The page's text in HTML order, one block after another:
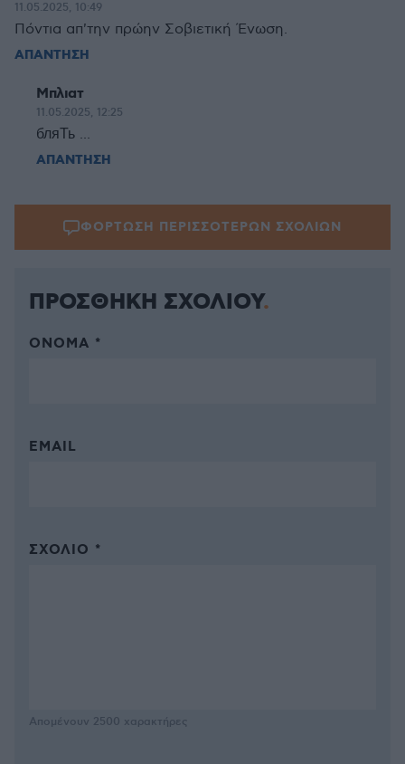
11.05.2025, 10:49
Πόντια απ'την πρώην Σοβιετική Ένωση.
ΑΠΑΝΤΗΣΗ
Μπλιατ
11.05.2025, 12:25
бляТь ...
ΑΠΑΝΤΗΣΗ
ΦΟΡΤΩΣΗ ΠΕΡΙΣΣΟΤΕΡΩΝ ΣΧΟΛΙΩΝ
ΠΡΟΣΘΗΚΗ ΣΧΟΛΙΟΥ
ΌΝΟΜΑ *
EMAIL
ΣΧΌΛΙΟ *
Απομένουν 2500 χαρακτήρες